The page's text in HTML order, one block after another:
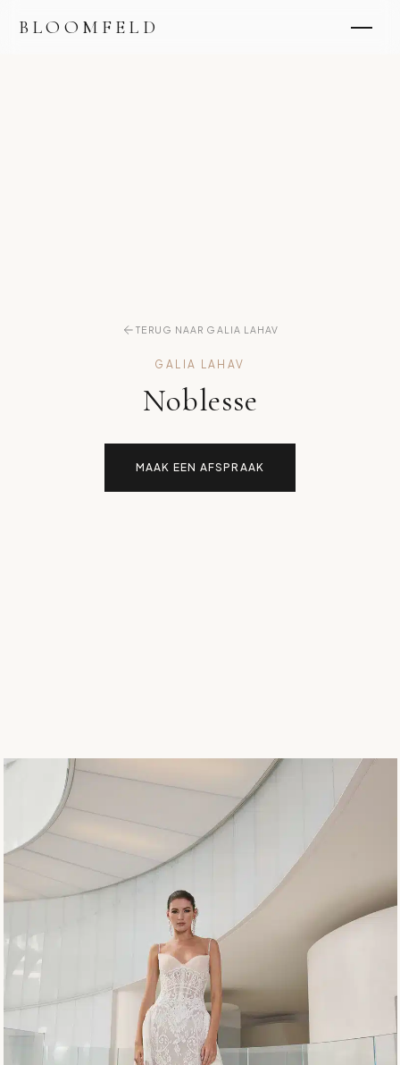
BLOOMFELD
TERUG NAAR GALIA LAHAV
GALIA LAHAV
Noblesse
MAAK EEN AFSPRAAK